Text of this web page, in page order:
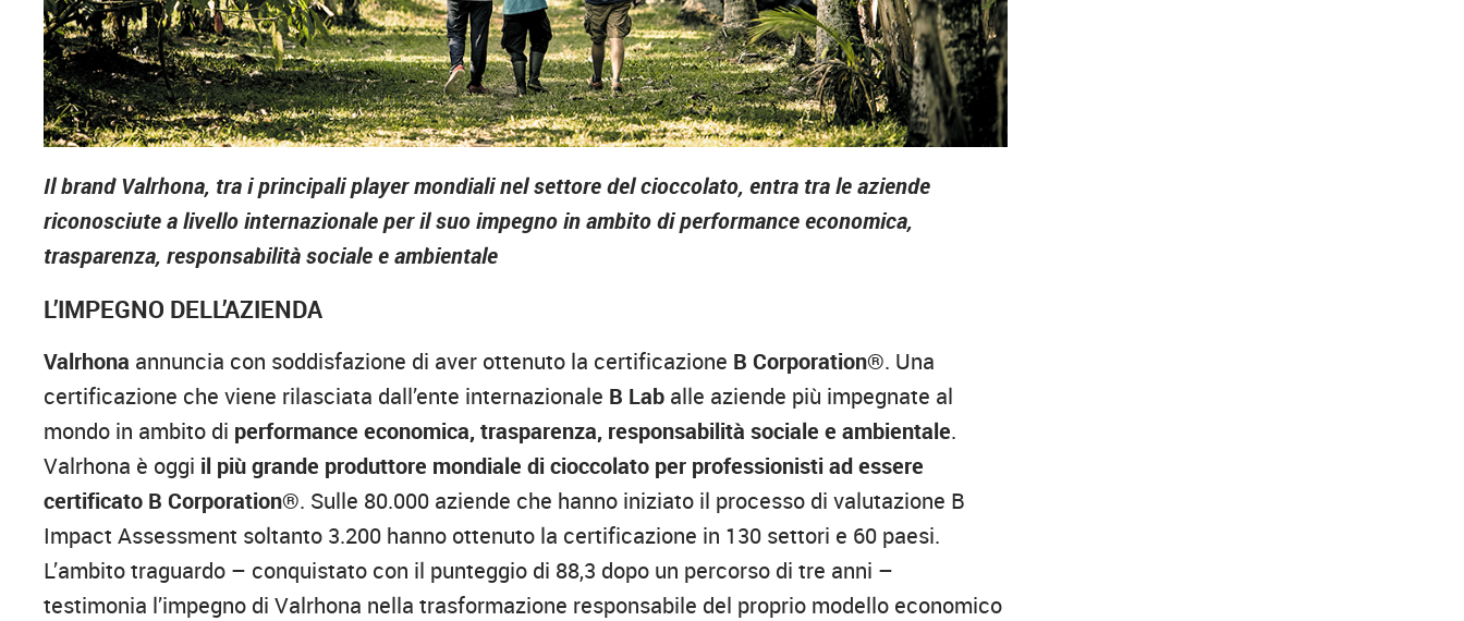
Il brand Valrhona, tra i principali player mondiali nel settore del cioccolato, entra tra le aziende
riconosciute a livello internazionale per il suo impegno in ambito di performance economica,
trasparenza, responsabilità sociale e ambientale
L’IMPEGNO DELL’AZIENDA
Valrhona annuncia con soddisfazione di aver ottenuto la certificazione B Corporation®. Una
certificazione che viene rilasciata dall’ente internazionale B Lab alle aziende più impegnate al
mondo in ambito di performance economica, trasparenza, responsabilità sociale e ambientale.
Valrhona è oggi il più grande produttore mondiale di cioccolato per professionisti ad essere
certificato B Corporation®. Sulle 80.000 aziende che hanno iniziato il processo di valutazione B
Impact Assessment soltanto 3.200 hanno ottenuto la certificazione in 130 settori e 60 paesi.
L’ambito traguardo – conquistato con il punteggio di 88,3 dopo un percorso di tre anni –
testimonia l’impegno di Valrhona nella trasformazione responsabile del proprio modello economico